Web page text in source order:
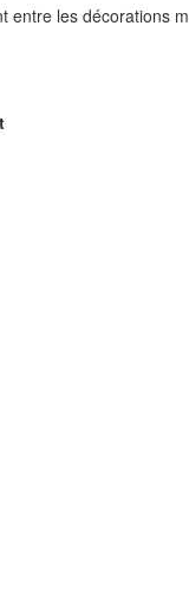
entre les décorations